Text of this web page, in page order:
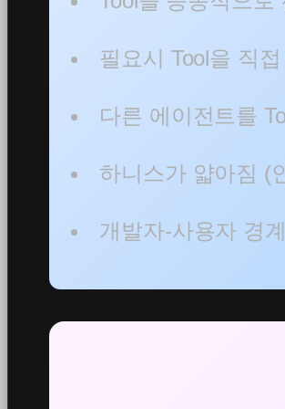
필요시 Tool을 직
다른 에이전트를
하니스가 얇아짐 (
개발자-사용자 경